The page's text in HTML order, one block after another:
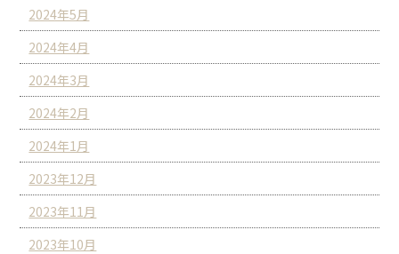
2024年5月
2024年4月
2024年3月
2024年2月
2024年1月
2023年12月
2023年11月
2023年10月